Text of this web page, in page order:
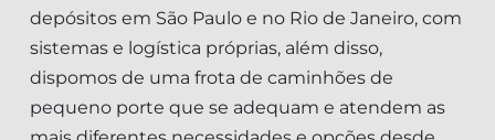
depósitos em São Paulo e no Rio de Janeiro, com
sistemas e logística próprias, além disso,
dispomos de uma frota de caminhões de
pequeno porte que se adequam e atendem as